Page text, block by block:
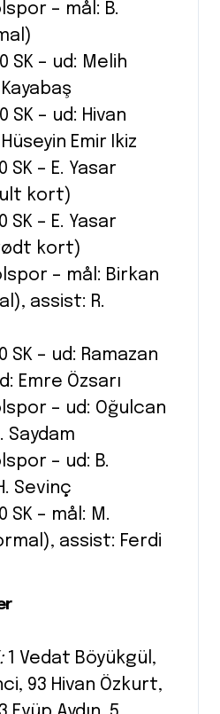
– mål: B.
SK – ud: Melih
Kayabaş
SK – ud: Hivan
Emir Ikiz
SK – E. Yasar
kort)
SK – E. Yasar
kort)
– mål: Birkan
assist: R.
SK – ud: Ramazan
Emre Özsarı
– ud: Oğulcan
Saydam
– ud: B.
Sevinç
SK – mål: M.
assist: Ferdi
1 Vedat Böyükgül,
93 Hivan Özkurt,